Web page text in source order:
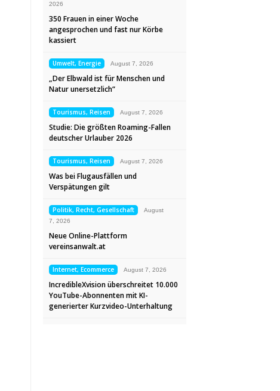
2026
350 Frauen in einer Woche
angesprochen und fast nur Körbe
kassiert
Umwelt, Energie August 7, 2026
„Der Elbwald ist für Menschen und
Natur unersetzlich“
Tourismus, Reisen August 7, 2026
Studie: Die größten Roaming-Fallen
deutscher Urlauber 2026
Tourismus, Reisen August 7, 2026
Was bei Flugausfällen und
Verspätungen gilt
Politik, Recht, Gesellschaft
August
7, 2026
Neue Online-Plattform
vereinsanwalt.at
Internet, Ecommerce August 7, 2026
IncredibleXvision überschreitet 10.000
YouTube-Abonnenten mit KI-
generierter Kurzvideo-Unterhaltung